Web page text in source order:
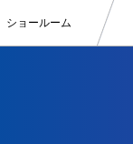
ショールーム